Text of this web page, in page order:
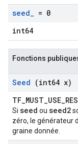
seed_ = 0
int64
Fonctions
Seed (int64 x)
Si seed ou seed2
zéro, le générateur
graine donnée.